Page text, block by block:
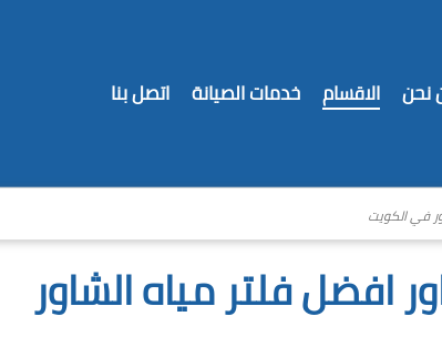
نحن الاقسام خدمات الصيانة اتصل بنا
افضل فلتر مياه الشاور